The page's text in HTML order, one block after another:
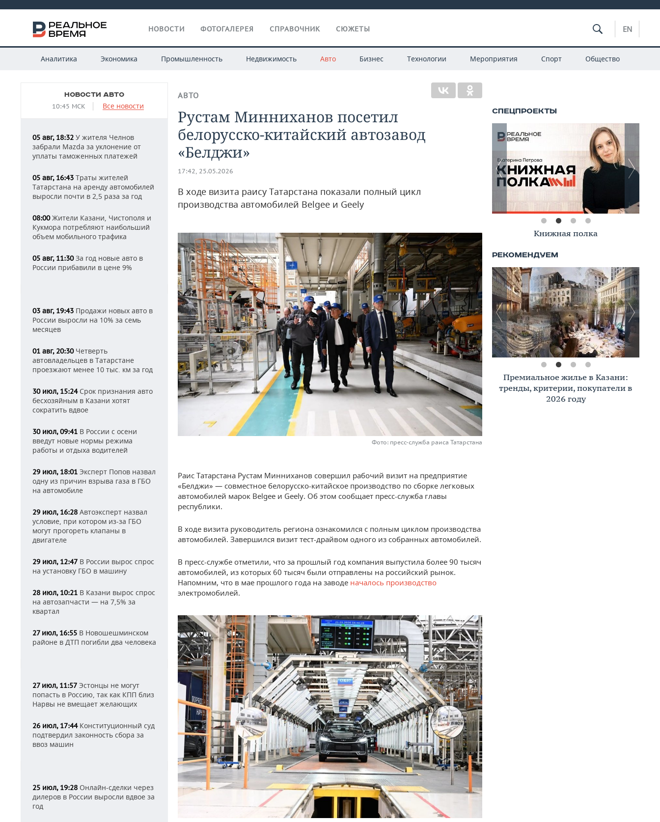
НОВОСТИ ФОТОГАЛЕРЕЯ СПРАВОЧНИК СЮЖЕТЫ EN
Аналитика Экономика Промышленность Недвижимость Авто Бизнес Технологии Мероприятия Спорт Общество
НОВОСТИ АВТО
10:45 МСК Все новости
05 авг, 18:32 У жителя Челнов
забрали Mazda за уклонение от
уплаты таможенных платежей
05 авг, 16:43 Траты жителей
Татарстана на аренду автомобилей
выросли почти в 2,5 раза за год
08:00Жители Казани, Чистополя и
Кукмора потребляют наибольший
объем мобильного трафика
05 авг, 11:30За год новые авто в
России прибавили в цене 9%
03 авг, 19:43 Продажи новых авто в
России выросли на 10% за семь
месяцев
01 авг, 20:30Четверть
автовладельцев в Татарстане
проезжают менее 10 тыс. км за год
30 июл, 15:24Срок признания авто
бесхозяйным в Казани хотят
сократить вдвое
30 июл, 09:41 В России с осени
введут новые нормы режима
работы и отдыха водителей
29 июл, 18:01 Эксперт Попов назвал
одну из причин взрыва газа в ГБО
на автомобиле
29 июл, 16:28 Автоэксперт назвал
условие, при котором из-за ГБО
могут прогореть клапаны в
двигателе
29 июл, 12:47 В России вырос спрос
на установку ГБО в машину
28 июл, 10:21 В Казани вырос спрос
на автозапчасти — на 7,5% за
квартал
27 июл, 16:55 В Новошешминском
районе в ДТП погибли два человека
27 июл, 11:57 Эстонцы не могут
попасть в Россию, так как КПП близ
Нарвы не вмещает желающих
26 июл, 17:44Конституционный суд
подтвердил законность сбора за
ввоз машин
25 июл, 19:28 Онлайн-сделки через
дилеров в России выросли вдвое за
год
АВТО
Рустам Минниханов посетил
белорусско-китайский автозавод
«Белджи»
17:42, 25.05.2026
В ходе визита раису Татарстана показали полный цикл
производства автомобилей Belgee и Geely
Фото: пресс-служба раиса Татарстана
Раис Татарстана Рустам Минниханов совершил рабочий визит на предприятие
«Белджи» — совместное белорусско-китайское производство по сборке легковых
автомобилей марок Belgee и Geely. Об этом сообщает пресс-служба главы
республики.
В ходе визита руководитель региона ознакомился с полным циклом производства
автомобилей. Завершился визит тест-драйвом одного из собранных автомобилей.
В пресс-службе отметили, что за прошлый год компания выпустила более 90 тысяч
автомобилей, из которых 60 тысяч были отправлены на российский рынок.
Напомним, что в мае прошлого года на заводе началось производство
электромобилей.
Книжная полка
Премиальное жилье в Казани:
тренды, критерии, покупатели в
2026 году